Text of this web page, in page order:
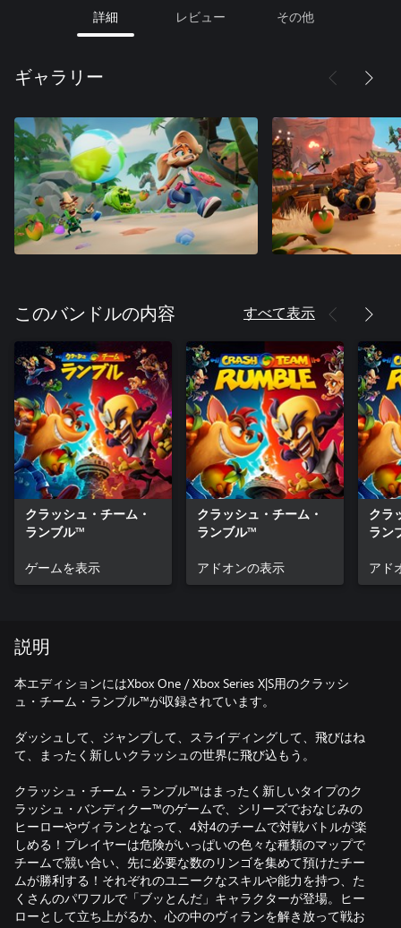
詳細 レビュー その他
ギャラリー
このバンドルの内容 すべて表示
クラッシュ・チーム・
ランブル™
ゲームを表示
クラッシュ・チーム・
ランブル™
アドオンの表示
クラ
ラン
アド
説明
本エディションにはXbox One / Xbox Series X|S用のクラッシ
ュ・チーム・ランブル™が収録されています。
ダッシュして、ジャンプして、スライディングして、飛びはね
て、まったく新しいクラッシュの世界に飛び込もう。
クラッシュ・チーム・ランブル™はまったく新しいタイプのク
ラッシュ・バンディクー™のゲームで、シリーズでおなじみの
ヒーローやヴィランとなって、4対4のチームで対戦バトルが楽
しめる！プレイヤーは危険がいっぱいの色々な種類のマップで
チームで競い合い、先に必要な数のリンゴを集めて預けたチー
ムが勝利する！それぞれのユニークなスキルや能力を持つ、た
くさんのパワフルで「ブッとんだ」キャラクターが登場。ヒー
ローとして立ち上がるか、心の中のヴィランを解き放って戦お